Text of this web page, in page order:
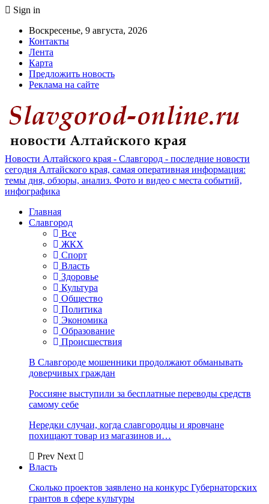
Sign in
Воскресенье, 9 августа, 2026
Контакты
Лента
Карта
Предложить новость
Реклама на сайте
Новости Алтайского края - Славгород - последние новости
сегодня Алтайского края, самая оперативная информация:
темы дня, обзоры, анализ. Фото и видео с места событий,
инфографика
Главная
Славгород
Все
ЖКХ
Спорт
Власть
Здоровье
Культура
Общество
Политика
Экономика
Образование
Происшествия
В Славгороде мошенники продолжают обманывать
доверчивых граждан
Россияне выступили за бесплатные переводы средств
самому себе
Нередки случаи, когда славгородцы и яровчане
похищают товар из магазинов и…
Prev Next
Власть
Сколько проектов заявлено на конкурс Губернаторских
грантов в сфере культуры